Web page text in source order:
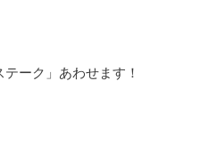
ーク」あわせます！